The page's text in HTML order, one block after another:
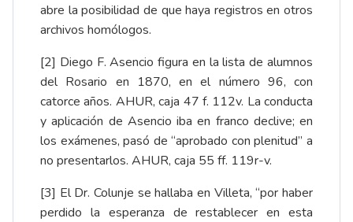
abre la posibilidad de que haya registros en otros
archivos homólogos.
[2] Diego F. Asencio figura en la lista de alumnos
del Rosario en 1870, en el número 96, con
catorce años. AHUR, caja 47 f. 112v. La conducta
y aplicación de Asencio iba en franco declive; en
los exámenes, pasó de “aprobado con plenitud” a
no presentarlos. AHUR, caja 55 ff. 119r-v.
[3] El Dr. Colunje se hallaba en Villeta, “por haber
perdido la esperanza de restablecer en esta